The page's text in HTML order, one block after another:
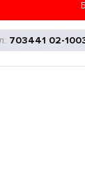
703441 02-